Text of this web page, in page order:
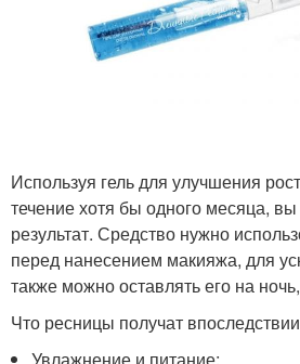
Используя гель для улучшения
течение хотя бы одного месяца,
результат. Средство нужно
перед нанесением макияжа, для
также можно оставлять его на
Что ресницы получат
Увлажнение и питание;